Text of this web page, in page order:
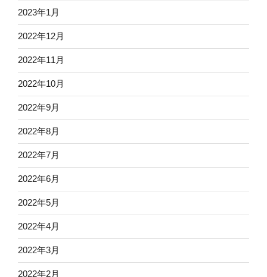
2023年1月
2022年12月
2022年11月
2022年10月
2022年9月
2022年8月
2022年7月
2022年6月
2022年5月
2022年4月
2022年3月
2022年2月